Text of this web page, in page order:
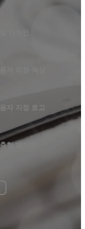
용자 지정 로고
형 패키지